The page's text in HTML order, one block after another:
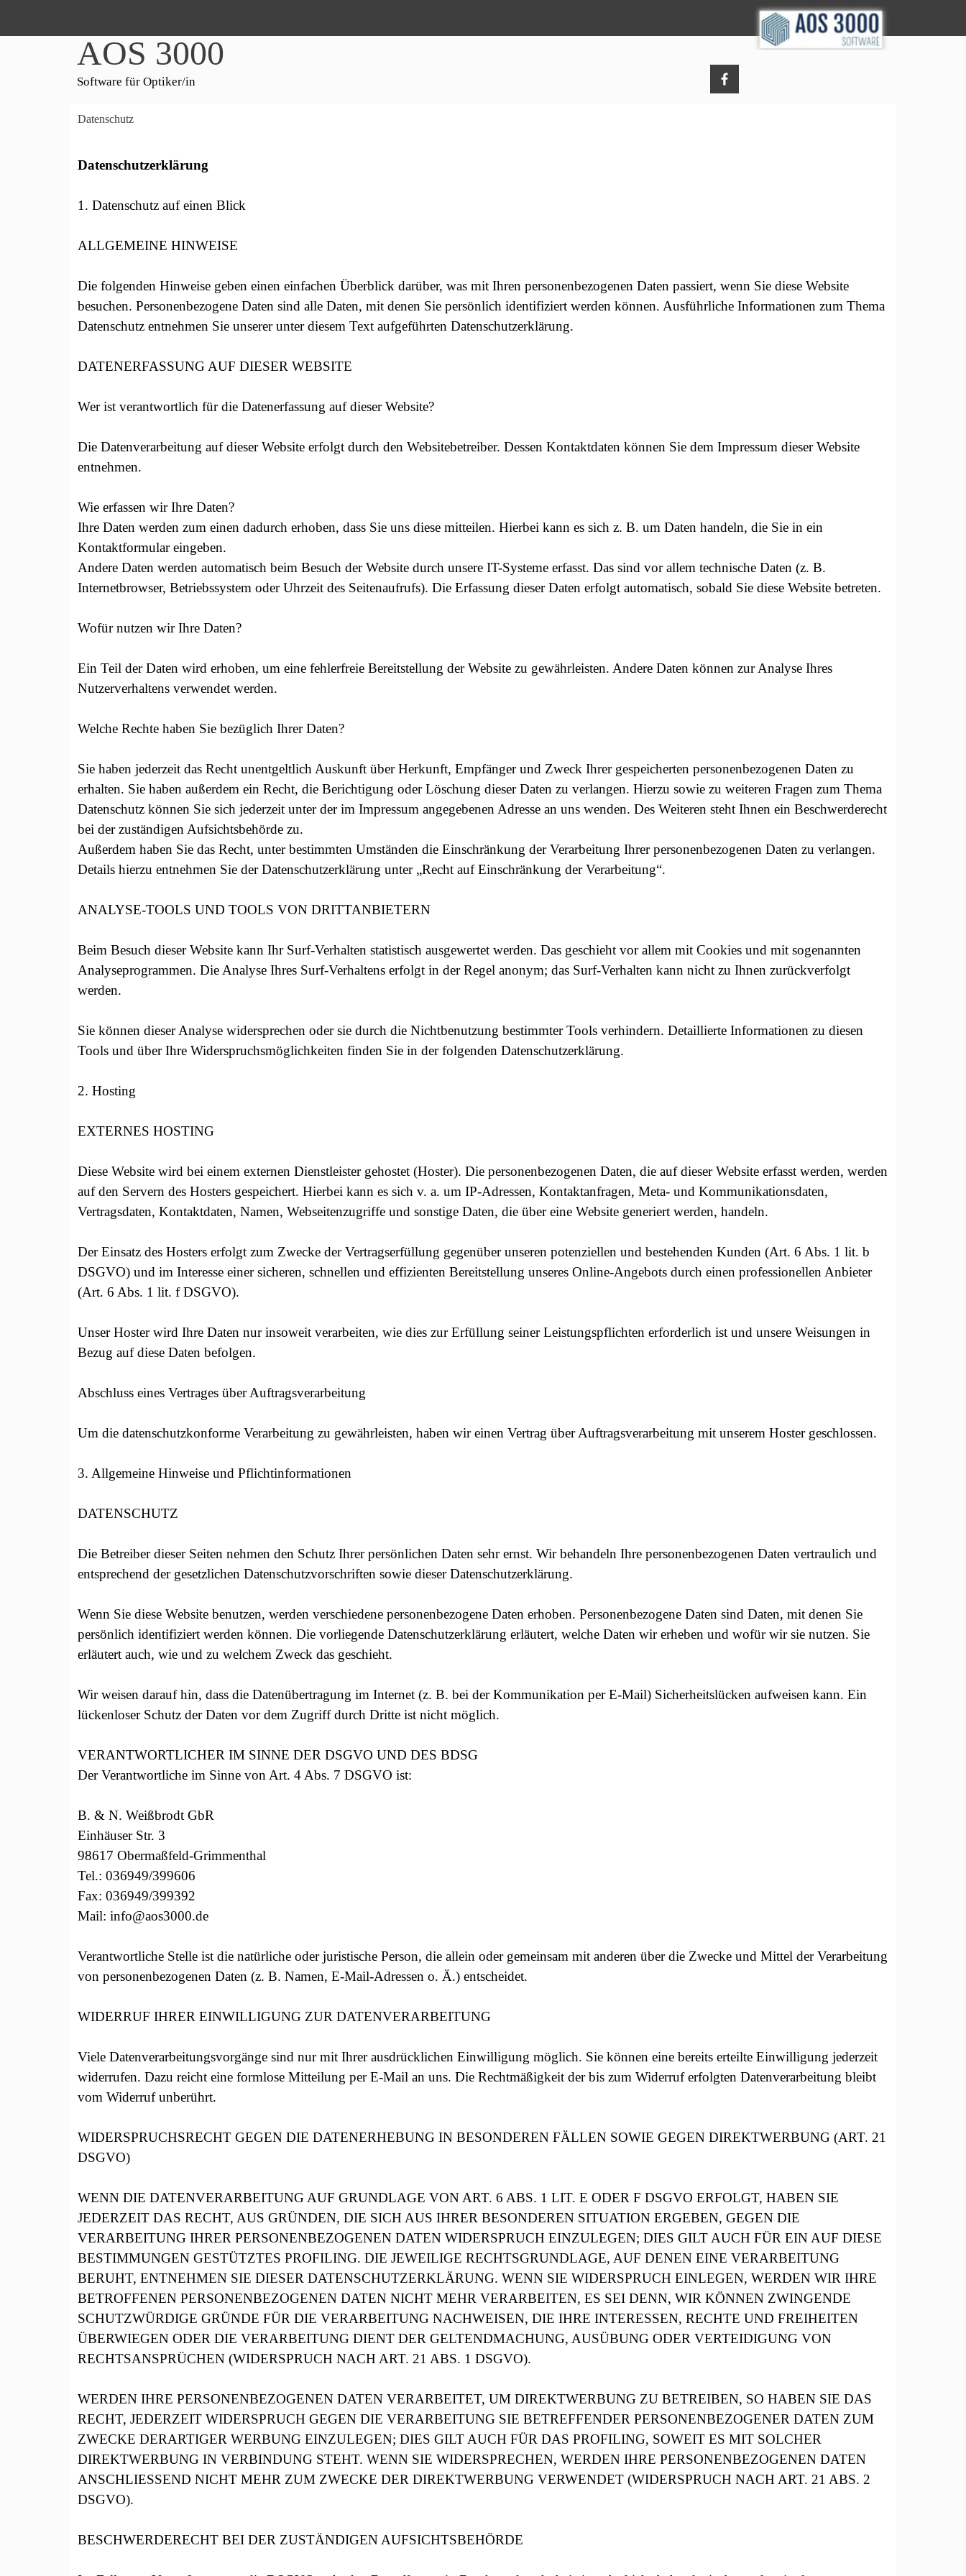
Software für Optiker/in
AOS 3000
Datenschutz
Datenschutzerklärung
1. Datenschutz auf einen Blick
ALLGEMEINE HINWEISE
Die folgenden Hinweise geben einen einfachen Überblick darüber, was mit Ihren personenbezogenen Daten passiert, wenn Sie diese Website
besuchen. Personenbezogene Daten sind alle Daten, mit denen Sie persönlich identifiziert werden können. Ausführliche Informationen zum Thema
Datenschutz entnehmen Sie unserer unter diesem Text aufgeführten Datenschutzerklärung.
DATENERFASSUNG AUF DIESER WEBSITE
Wer ist verantwortlich für die Datenerfassung auf dieser Website?
Die Datenverarbeitung auf dieser Website erfolgt durch den Websitebetreiber. Dessen Kontaktdaten können Sie dem Impressum dieser Website
entnehmen.
Wie erfassen wir Ihre Daten?
Ihre Daten werden zum einen dadurch erhoben, dass Sie uns diese mitteilen. Hierbei kann es sich z. B. um Daten handeln, die Sie in ein
Kontaktformular eingeben.
Andere Daten werden automatisch beim Besuch der Website durch unsere IT-Systeme erfasst. Das sind vor allem technische Daten (z. B.
Internetbrowser, Betriebssystem oder Uhrzeit des Seitenaufrufs). Die Erfassung dieser Daten erfolgt automatisch, sobald Sie diese Website betreten.
Wofür nutzen wir Ihre Daten?
Ein Teil der Daten wird erhoben, um eine fehlerfreie Bereitstellung der Website zu gewährleisten. Andere Daten können zur Analyse Ihres
Nutzerverhaltens verwendet werden.
Welche Rechte haben Sie bezüglich Ihrer Daten?
Sie haben jederzeit das Recht unentgeltlich Auskunft über Herkunft, Empfänger und Zweck Ihrer gespeicherten personenbezogenen Daten zu
erhalten. Sie haben außerdem ein Recht, die Berichtigung oder Löschung dieser Daten zu verlangen. Hierzu sowie zu weiteren Fragen zum Thema
Datenschutz können Sie sich jederzeit unter der im Impressum angegebenen Adresse an uns wenden. Des Weiteren steht Ihnen ein Beschwerderecht
bei der zuständigen Aufsichtsbehörde zu.
Außerdem haben Sie das Recht, unter bestimmten Umständen die Einschränkung der Verarbeitung Ihrer personenbezogenen Daten zu verlangen.
Details hierzu entnehmen Sie der Datenschutzerklärung unter „Recht auf Einschränkung der Verarbeitung“.
ANALYSE-TOOLS UND TOOLS VON DRITTANBIETERN
Beim Besuch dieser Website kann Ihr Surf-Verhalten statistisch ausgewertet werden. Das geschieht vor allem mit Cookies und mit sogenannten
Analyseprogrammen. Die Analyse Ihres Surf-Verhaltens erfolgt in der Regel anonym; das Surf-Verhalten kann nicht zu Ihnen zurückverfolgt
werden.
Sie können dieser Analyse widersprechen oder sie durch die Nichtbenutzung bestimmter Tools verhindern. Detaillierte Informationen zu diesen
Tools und über Ihre Widerspruchsmöglichkeiten finden Sie in der folgenden Datenschutzerklärung.
2. Hosting
EXTERNES HOSTING
Diese Website wird bei einem externen Dienstleister gehostet (Hoster). Die personenbezogenen Daten, die auf dieser Website erfasst werden, werden
auf den Servern des Hosters gespeichert. Hierbei kann es sich v. a. um IP-Adressen, Kontaktanfragen, Meta- und Kommunikationsdaten,
Vertragsdaten, Kontaktdaten, Namen, Webseitenzugriffe und sonstige Daten, die über eine Website generiert werden, handeln.
Der Einsatz des Hosters erfolgt zum Zwecke der Vertragserfüllung gegenüber unseren potenziellen und bestehenden Kunden (Art. 6 Abs. 1 lit. b
DSGVO) und im Interesse einer sicheren, schnellen und effizienten Bereitstellung unseres Online-Angebots durch einen professionellen Anbieter
(Art. 6 Abs. 1 lit. f DSGVO).
Unser Hoster wird Ihre Daten nur insoweit verarbeiten, wie dies zur Erfüllung seiner Leistungspflichten erforderlich ist und unsere Weisungen in
Bezug auf diese Daten befolgen.
Abschluss eines Vertrages über Auftragsverarbeitung
Um die datenschutzkonforme Verarbeitung zu gewährleisten, haben wir einen Vertrag über Auftragsverarbeitung mit unserem Hoster geschlossen.
3. Allgemeine Hinweise und Pflichtinformationen
DATENSCHUTZ
Die Betreiber dieser Seiten nehmen den Schutz Ihrer persönlichen Daten sehr ernst. Wir behandeln Ihre personenbezogenen Daten vertraulich und
entsprechend der gesetzlichen Datenschutzvorschriften sowie dieser Datenschutzerklärung.
Wenn Sie diese Website benutzen, werden verschiedene personenbezogene Daten erhoben. Personenbezogene Daten sind Daten, mit denen Sie
persönlich identifiziert werden können. Die vorliegende Datenschutzerklärung erläutert, welche Daten wir erheben und wofür wir sie nutzen. Sie
erläutert auch, wie und zu welchem Zweck das geschieht.
Wir weisen darauf hin, dass die Datenübertragung im Internet (z. B. bei der Kommunikation per E-Mail) Sicherheitslücken aufweisen kann. Ein
lückenloser Schutz der Daten vor dem Zugriff durch Dritte ist nicht möglich.
VERANTWORTLICHER IM SINNE DER DSGVO UND DES BDSG
Der Verantwortliche im Sinne von Art. 4 Abs. 7 DSGVO ist:
B. & N. Weißbrodt GbR
Einhäuser Str. 3
98617 Obermaßfeld-Grimmenthal
Tel.: 036949/399606
Fax: 036949/399392
Mail: info@aos3000.de
Verantwortliche Stelle ist die natürliche oder juristische Person, die allein oder gemeinsam mit anderen über die Zwecke und Mittel der Verarbeitung
von personenbezogenen Daten (z. B. Namen, E-Mail-Adressen o. Ä.) entscheidet.
WIDERRUF IHRER EINWILLIGUNG ZUR DATENVERARBEITUNG
Viele Datenverarbeitungsvorgänge sind nur mit Ihrer ausdrücklichen Einwilligung möglich. Sie können eine bereits erteilte Einwilligung jederzeit
widerrufen. Dazu reicht eine formlose Mitteilung per E-Mail an uns. Die Rechtmäßigkeit der bis zum Widerruf erfolgten Datenverarbeitung bleibt
vom Widerruf unberührt.
WIDERSPRUCHSRECHT GEGEN DIE DATENERHEBUNG IN BESONDEREN FÄLLEN SOWIE GEGEN DIREKTWERBUNG (ART. 21
DSGVO)
WENN DIE DATENVERARBEITUNG AUF GRUNDLAGE VON ART. 6 ABS. 1 LIT. E ODER F DSGVO ERFOLGT, HABEN SIE
JEDERZEIT DAS RECHT, AUS GRÜNDEN, DIE SICH AUS IHRER BESONDEREN SITUATION ERGEBEN, GEGEN DIE
VERARBEITUNG IHRER PERSONENBEZOGENEN DATEN WIDERSPRUCH EINZULEGEN; DIES GILT AUCH FÜR EIN AUF DIESE
BESTIMMUNGEN GESTÜTZTES PROFILING. DIE JEWEILIGE RECHTSGRUNDLAGE, AUF DENEN EINE VERARBEITUNG
BERUHT, ENTNEHMEN SIE DIESER DATENSCHUTZERKLÄRUNG. WENN SIE WIDERSPRUCH EINLEGEN, WERDEN WIR IHRE
BETROFFENEN PERSONENBEZOGENEN DATEN NICHT MEHR VERARBEITEN, ES SEI DENN, WIR KÖNNEN ZWINGENDE
SCHUTZWÜRDIGE GRÜNDE FÜR DIE VERARBEITUNG NACHWEISEN, DIE IHRE INTERESSEN, RECHTE UND FREIHEITEN
ÜBERWIEGEN ODER DIE VERARBEITUNG DIENT DER GELTENDMACHUNG, AUSÜBUNG ODER VERTEIDIGUNG VON
RECHTSANSPRÜCHEN (WIDERSPRUCH NACH ART. 21 ABS. 1 DSGVO).
WERDEN IHRE PERSONENBEZOGENEN DATEN VERARBEITET, UM DIREKTWERBUNG ZU BETREIBEN, SO HABEN SIE DAS
RECHT, JEDERZEIT WIDERSPRUCH GEGEN DIE VERARBEITUNG SIE BETREFFENDER PERSONENBEZOGENER DATEN ZUM
ZWECKE DERARTIGER WERBUNG EINZULEGEN; DIES GILT AUCH FÜR DAS PROFILING, SOWEIT ES MIT SOLCHER
DIREKTWERBUNG IN VERBINDUNG STEHT. WENN SIE WIDERSPRECHEN, WERDEN IHRE PERSONENBEZOGENEN DATEN
ANSCHLIESSEND NICHT MEHR ZUM ZWECKE DER DIREKTWERBUNG VERWENDET (WIDERSPRUCH NACH ART. 21 ABS. 2
DSGVO).
BESCHWERDERECHT BEI DER ZUSTÄNDIGEN AUFSICHTSBEHÖRDE